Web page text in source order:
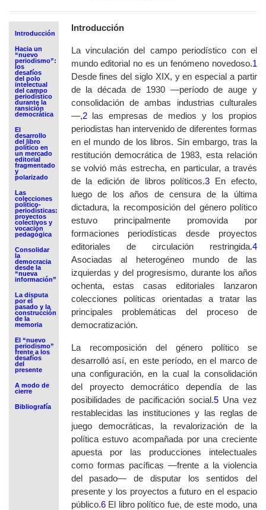
Introducción
Hacia un
“nuevo
periodismo”:
los
desafíos
del polo
intelectual
del campo
periodístico
durante la
ransición
democrática
El
desarrollo
del libro
político en
un mercado
editorial
fragmentado
y
polarizado
Las
colecciones
político-
periodísticas:
proyectos
colectivos y
vocación
pedagógica
Consolidar
la
democracia
desde la
“nueva
información”
La disputa
por el
pasado y la
construcción
de la
memoria
El “nuevo
periodismo”
frente a los
desafíos
del
presente
A modo de
cierre
Bibliografía
Introducción
La vinculación del campo periodístico con el
mundo editorial no es un fenómeno novedoso.1
Desde fines del siglo XIX, y en especial a partir
de la década de 1930 —período de auge y
consolidación de ambas industrias culturales
—,2las empresas de medios y los propios
periodistas han intervenido de diferentes formas
en el mundo de los libros. Sin embargo, tras la
restitución democrática de 1983, esta relación
se volvió más estrecha, en particular, a través
de la edición de libros políticos.3 En efecto,
luego de los años de censura de la última
dictadura, la recomposición del género político
estuvo principalmente promovida por
formaciones periodísticas desde proyectos
editoriales de circulación restringida.4
Asociadas al heterogéneo mundo de las
izquierdas y del progresismo, durante los años
ochenta, estas casas editoriales lanzaron
colecciones políticas orientadas a tratar las
principales problemáticas del proceso de
democratización.
La recomposición del género político se
desarrolló así, en este período, en el marco de
una configuración, en la cual la consolidación
del proyecto democrático dependía de las
posibilidades de pacificación social.5Una vez
restablecidas las instituciones y las reglas de
juego democráticas, la revalorización de la
política estuvo acompañada por una creciente
apuesta por las producciones intelectuales
como formas pacíficas —frente a la violencia
del pasado— de disputar los sentidos del
presente y los proyectos a futuro en el espacio
público.6El libro político fue, de este modo, una